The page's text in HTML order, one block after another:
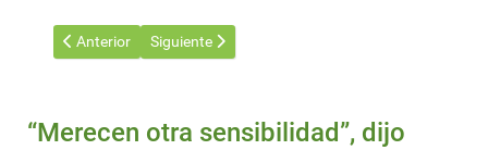
Artículo anterior: La industria no crece: para el presidente de la
Anterior Artículo siguiente: Tras casi dos meses parada
Siguiente
“Merecen otra sensibilidad”, dijo